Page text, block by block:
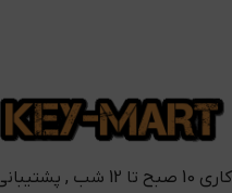
کاری 10 صبح تا 12 شب , پشتیبانی 24 ساعته